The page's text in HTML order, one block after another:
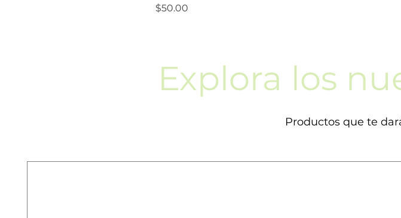
Precio
$50.00
Explora los
Productos que te